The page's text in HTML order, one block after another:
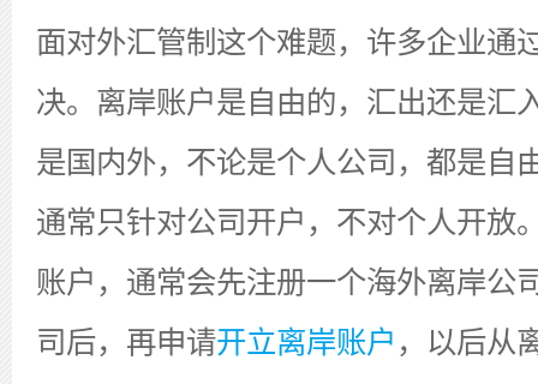
面对外汇管制这个难题，许多企业通
决。离岸账户是自由的，汇出还是汇
是国内外，不论是个人公司，都是自
通常只针对公司开户，不对个人开放
账户，通常会先注册一个海外离岸公
司后，再申请开立离岸账户 ，以后从